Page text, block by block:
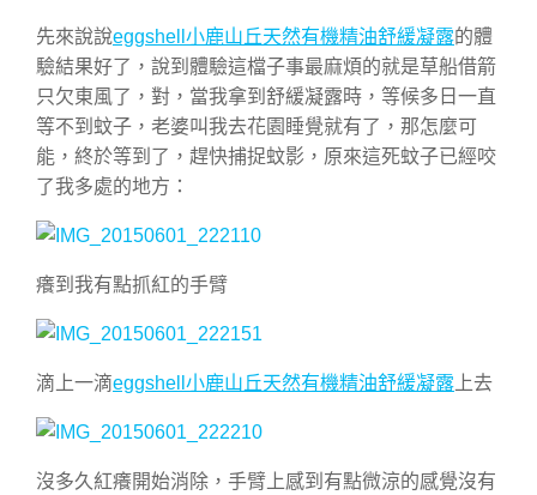
先來說說eggshell小鹿山丘天然有機精油舒緩凝露的體
驗結果好了，說到體驗這檔子事最麻煩的就是草船借箭
只欠東風了，對，當我拿到舒緩凝露時，等候多日一直
等不到蚊子，老婆叫我去花園睡覺就有了，那怎麼可
能，終於等到了，趕快捕捉蚊影，原來這死蚊子已經咬
了我多處的地方：
癢到我有點抓紅的手臂
滴上一滴eggshell小鹿山丘天然有機精油舒緩凝露 上去
沒多久紅癢開始消除，手臂上感到有點微涼的感覺沒有